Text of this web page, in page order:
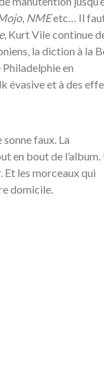
, NMEetc… Il
, Kurt Vile continue
la diction à la
en
évasive et à des
faux. La
en bout de l’album.
les morceaux qui
domicile.